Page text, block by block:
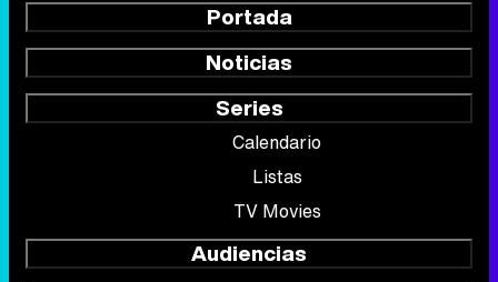
Portada
Noticias
Series
Calendario
Listas
TV Movies
Audiencias